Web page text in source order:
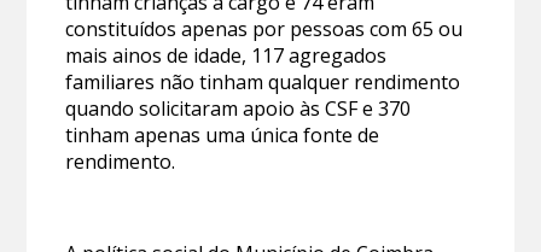
constituídos apenas por pessoas com 65 ou
mais ainos de idade, 117 agregados
familiares não tinham qualquer rendimento
quando solicitaram apoio às CSF e 370
tinham apenas uma única fonte de
rendimento.